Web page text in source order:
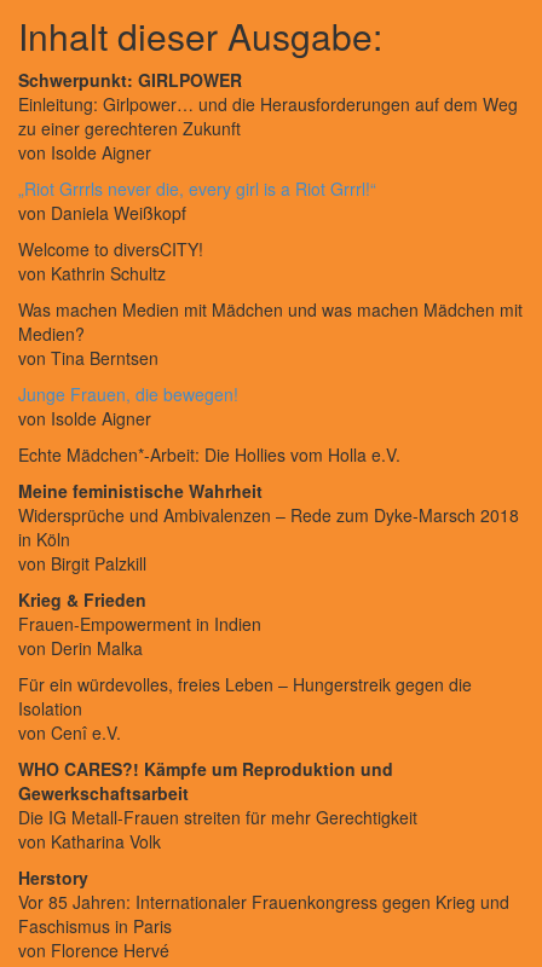
Inhalt dieser Ausgabe:
Schwerpunkt: GIRLPOWER
Einleitung: Girlpower… und die Herausforderungen auf dem Weg
zu einer gerechteren Zukunft
von Isolde Aigner
„Riot Grrrls never die, every girl is a Riot Grrrl!“
von Daniela Weißkopf
Welcome to diversCITY!
von Kathrin Schultz
Was machen Medien mit Mädchen und was machen Mädchen mit
Medien?
von Tina Berntsen
Junge Frauen, die bewegen!
von Isolde Aigner
Echte Mädchen*-Arbeit: Die Hollies vom Holla e.V.
Meine feministische Wahrheit
Widersprüche und Ambivalenzen – Rede zum Dyke-Marsch 2018
in Köln
von Birgit Palzkill
Krieg & Frieden
Frauen-Empowerment in Indien
von Derin Malka
Für ein würdevolles, freies Leben – Hungerstreik gegen die
Isolation
von Cenî e.V.
WHO CARES?! Kämpfe um Reproduktion und
Gewerkschaftsarbeit
Die IG Metall-Frauen streiten für mehr Gerechtigkeit
von Katharina Volk
Herstory
Vor 85 Jahren: Internationaler Frauenkongress gegen Krieg und
Faschismus in Paris
von Florence Hervé